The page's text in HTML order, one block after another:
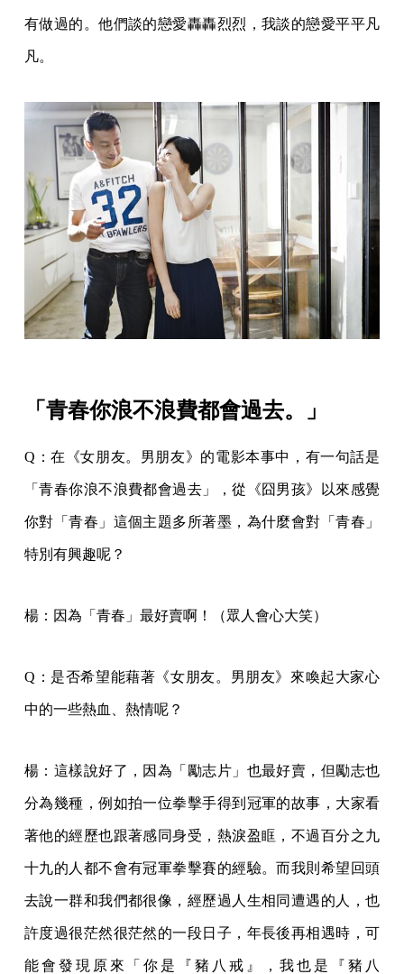
有做過的。他們談的戀愛轟轟烈烈，我談的戀愛平平凡
凡。
「青春你浪不浪費都會過去。」
Q：在《女朋友。男朋友》的電影本事中，有一句話是
「青春你浪不浪費都會過去」，從《囧男孩》以來感覺
你對「青春」這個主題多所著墨，為什麼會對「青春」
特別有興趣呢？
楊：因為「青春」最好賣啊！（眾人會心大笑）
Q：是否希望能藉著《女朋友。男朋友》來喚起大家心
中的一些熱血、熱情呢？
楊：這樣說好了，因為「勵志片」也最好賣，但勵志也
分為幾種，例如拍一位拳擊手得到冠軍的故事，大家看
著他的經歷也跟著感同身受，熱淚盈眶，不過百分之九
十九的人都不會有冠軍拳擊賽的經驗。而我則希望回頭
去說一群和我們都很像，經歷過人生相同遭遇的人，也
許度過很茫然很茫然的一段日子，年長後再相遇時，可
能會發現原來「你是『豬八戒』，我也是『豬八